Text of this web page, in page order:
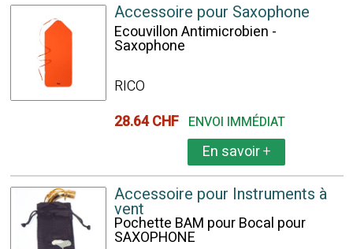
Accessoire pour Saxophone
Ecouvillon Antimicrobien -
Saxophone
RICO
28.64 CHF ENVOI IMMÉDIAT
En savoir+
Accessoire pour Instruments à
vent
Pochette BAM pour Bocal pour
SAXOPHONE